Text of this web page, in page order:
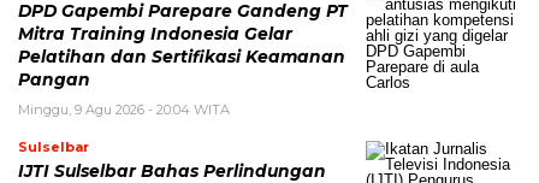
DPD Gapembi Parepare Gandeng PT
Mitra Training Indonesia Gelar
Pelatihan dan Sertifikasi Keamanan
Pangan
Minggu, 9 Agu 2026 - 20:04 WITA
Sulselbar
IJTI Sulselbar Bahas Perlindungan